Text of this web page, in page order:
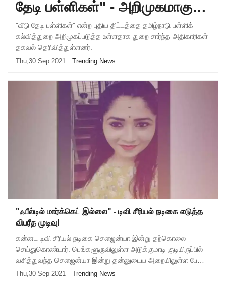
தேடி பள்ளிகள்" - அறிமுகமாகும்
புதிய திட்டம்!
"வீடு தேடி பள்ளிகள்" என்ற புதிய திட்டத்தை தமிழ்நாடு பள்ளிக்
கல்வித்துறை அறிமுகப்படுத்த உள்ளதாக துறை சார்ந்த அதிகாரிகள்
தகவல் தெரிவித்துள்ளனர்.
Thu,30 Sep 2021 Trending News
"ஃபீல்டில் மார்க்கெட் இல்லை" - டிவி சீரியல் நடிகை எடுத்த
விபரீத முடிவு!
கன்னட டிவி சீரியல் நடிகை சௌஜன்யா இன்று தற்கொலை
செய்துகொண்டார். பெங்களூருவிலுள்ள அடுக்குமாடி குடியிருப்பில்
வசித்துவந்த சௌஜன்யா இன்று தன்னுடைய அறையிலுள்ள பேனில்
தூக்கு மாட்டி தற்கொலை செய்துகொண்டுள்ளார
Thu,30 Sep 2021 Trending News